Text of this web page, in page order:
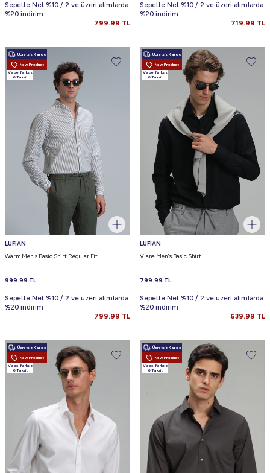
Sepette Net %10 / 2 ve üzeri alımlarda
%20 indirim
799.99 TL
Sepette Net %10 / 2 ve üzeri alımlarda
%20 indirim
719.99 TL
Ücretsiz Kargo
New Product
Vade farksız
6 Taksit
LUFIAN
Warm Men's Basic Shirt Regular Fit
999.99 TL
Sepette Net %10 / 2 ve üzeri alımlarda
%20 indirim
799.99 TL
Ücretsiz Kargo
New Product
Vade farksız
6 Taksit
LUFIAN
Vıana Men's Basic Shirt
799.99 TL
Sepette Net %10 / 2 ve üzeri alımlarda
%20 indirim
639.99 TL
Ücretsiz Kargo
New Product
Vade farksız
6 Taksit
Ücretsiz Kargo
New Product
Vade farksız
6 Taksit